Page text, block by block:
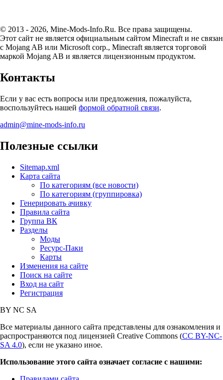
© 2013 - 2026, Mine-Mods-Info.Ru. Все права защищены.
Этот сайт не является официальным сайтом Minecraft и не связан
с Mojang AB или Microsoft corp., Minecraft является торговой
маркой Mojang AB и является лицензионным продуктом.
Контакты
Если у вас есть вопросы или предложения, пожалуйста,
воспользуйтесь нашей формой обратной связи.
admin@mine-mods-info.ru
Полезные ссылки
Sitemap.xml
Карта сайта
По категориям (все новости)
По категориям (группировка)
Генерировать ачивку
Правила сайта
Группа ВК
Разделы
Моды
Ресурс-Паки
Карты
Изменения на сайте
Поиск на сайте
Вход на сайт
Регистрация
BY NC SA
Все материалы данного сайта представлены для ознакомления и
распространяются под лицензией Creative Commons (CC BY-NC-
SA 4.0), если не указано иное.
Использование этого сайта означает согласие с нашими: